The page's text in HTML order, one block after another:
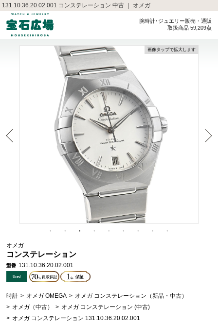
131.10.36.20.02.001 コンステレーション 中古 ｜ オメガ
腕時計･ジュエリー販売・通販
取扱商品 59,209点
画像タップで拡大します
オメガ
コンステレーション
型番 131.10.36.20.02.001
時計 > オメガ OMEGA > オメガ コンステレーション（新品・中古）
> オメガ（中古） > オメガ コンステレーション (中古)
> オメガ コンステレーション 131.10.36.20.02.001